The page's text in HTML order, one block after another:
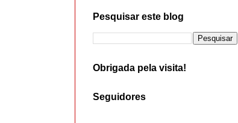
Pesquisar este blog
Obrigada pela visita!
Seguidores